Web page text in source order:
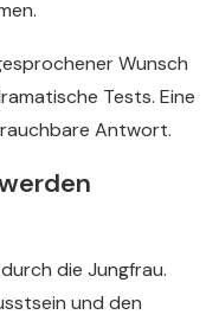
Wunsch
Tests. Eine
Antwort.
die Jungfrau.
und den